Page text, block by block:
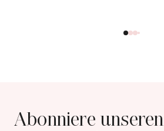
Abonniere unseren